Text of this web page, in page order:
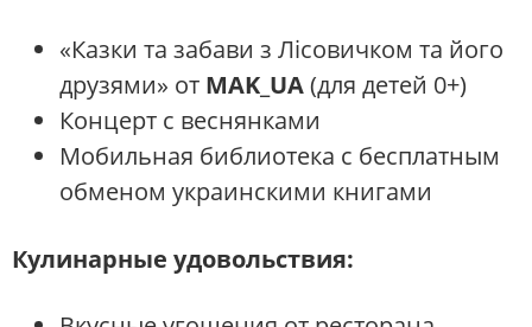
«Казки та забави з Лісовичком та його
друзями» от MAK_UA(для детей 0+)
Концерт с веснянками
Мобильная библиотека с бесплатным
обменом украинскими книгами
Кулинарные удовольствия: